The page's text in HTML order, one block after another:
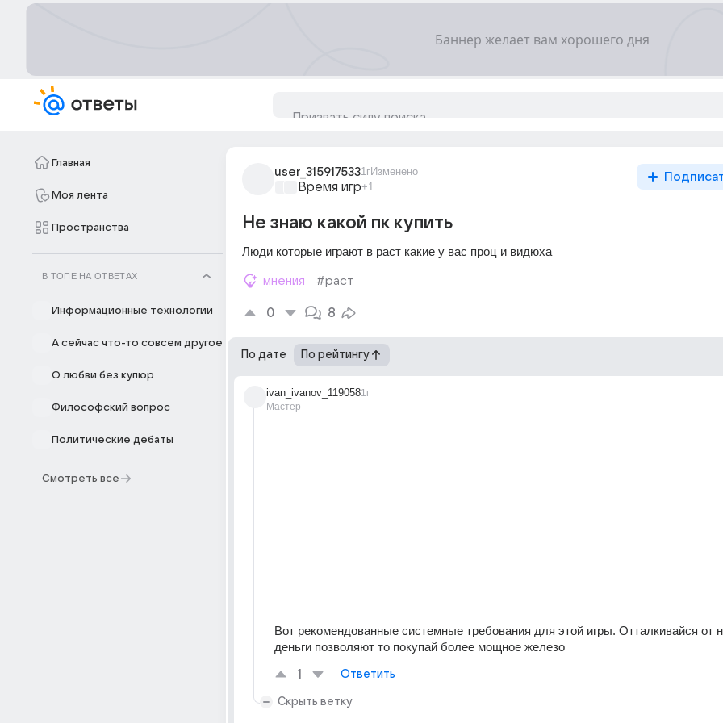
Главная
Моя лента
Пространства
В ТОПЕ НА ОТВЕТАХ
Информационные технологии
А сейчас что-то совсем другое
О любви без купюр
Философский вопрос
Политические дебаты
Смотреть все
user_3159175331гИзменено
Время игр+1
Не знаю какой пк купить
Люди которые играют в раст какие у вас проц и видюха
мнения #раст
0 8
По дате По рейтингу
ivan_ivanov_119058
Мастер
1г
Вот рекомендованные системные требования для этой игры. Отталкивайся от
деньги позволяют то покупай более мощное железо
1 Ответить
Скрыть ветку